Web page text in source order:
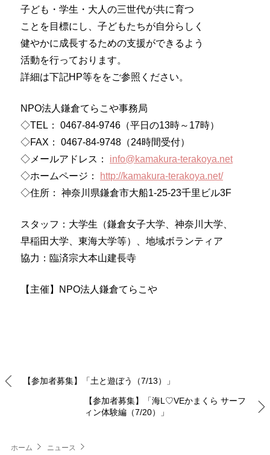
子ども・学生・大人の三世代が共に育つ
ことを目標にし、子どもたちが自分らしく
健やかに成長するための支援ができるよう
活動を行っております。
詳細は下記HP等ををご参照ください。
NPO法人鎌倉てらこや事務局
◇TEL： 0467-84-9746（平日の13時～17時）
◇FAX： 0467-84-9748（24時間受付）
◇メールアドレス： info@kamakura-terakoya.net
◇ホームページ：
http://kamakura-terakoya.net/
◇住所： 神奈川県鎌倉市大船1-25-23千里ビル3F
スタッフ：大学生（鎌倉女子大学、神奈川大学、
早稲田大学、東海大学等）、地域ボランティア
協力：臨済宗大本山建長寺
【主催】NPO法人鎌倉てらこや
【参加者募集】「土と遊ぼう（7/13）」
【参加者募集】「海L♡VEかまくら サーフ
ィン体験編（7/20）」
ホーム ニュース